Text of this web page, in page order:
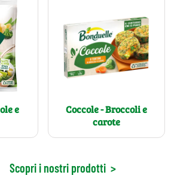
e
Coccole - Broccoli e
carote
Scopri i nostri prodotti >